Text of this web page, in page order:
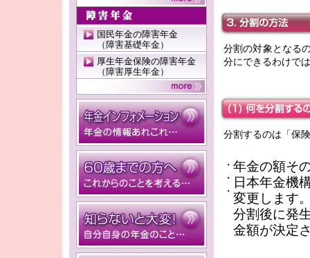
国民年金の障害年金
（障害基礎年金）
厚生年金保険の障害年金
（障害厚生年金）
分割の対象となる
分にできるわけで
分割するのは「保
・
・
・
年金の額そ
日本年金機
変更します
分割後に発
金額が決定